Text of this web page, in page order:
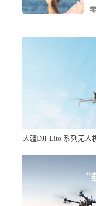
统改造形成的一款大
直升机平台搭载各种
事、电力巡检、森林
用场景。而且针对实
用环境定制开发环境
一飞智控在大型无人
间，为了加强领先性
大疆DJI Lito 系列无人